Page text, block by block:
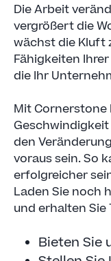
Die Arbeit
vergrößert die
wächst die Kluft
Fähigkeiten
die Ihr
Mit Cornerstone
den
voraus sein. So
erfolgreicher
Laden Sie noch
und erhalten Sie
Bieten Sie